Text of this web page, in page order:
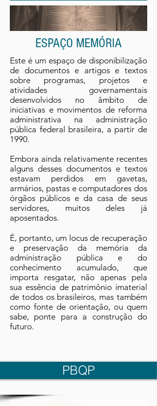
ESPAÇO MEMÓRIA
Este é um espaço de disponibilização
de documentos e artigos e textos
sobre programas, projetos e
atividades governamentais
desenvolvidos no âmbito de
iniciativas e movimentos de reforma
administrativa na administração
pública federal brasileira, a partir de
1990.
Embora ainda relativamente recentes
alguns desses documentos e textos
estavam perdidos em gavetas,
armários, pastas e computadores dos
órgãos públicos e da casa de seus
servidores, muitos deles já
aposentados.
É, portanto, um locus de recuperação
e preservação da memória da
administração pública e do
conhecimento acumulado, que
importa resgatar, não apenas pela
sua essência de patrimônio imaterial
de todos os brasileiros, mas também
como fonte de orientação, ou quem
sabe, ponte para a construção do
futuro.
PBQP